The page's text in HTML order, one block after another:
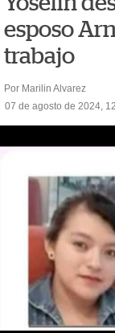
esposo
trabajo
Por Marilin Alvarez
07 de agosto de 2024,